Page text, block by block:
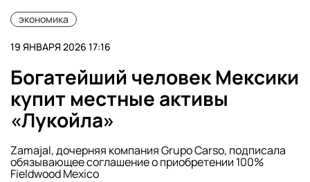
экономика
19 ЯНВАРЯ 2026 17:16
Богатейший человек Мексики
купит местные активы
«Лукойла»
Zamajal, дочерняя компания Grupo Carso, подписала
обязывающее соглашение о приобретении 100%
Fieldwood Mexico